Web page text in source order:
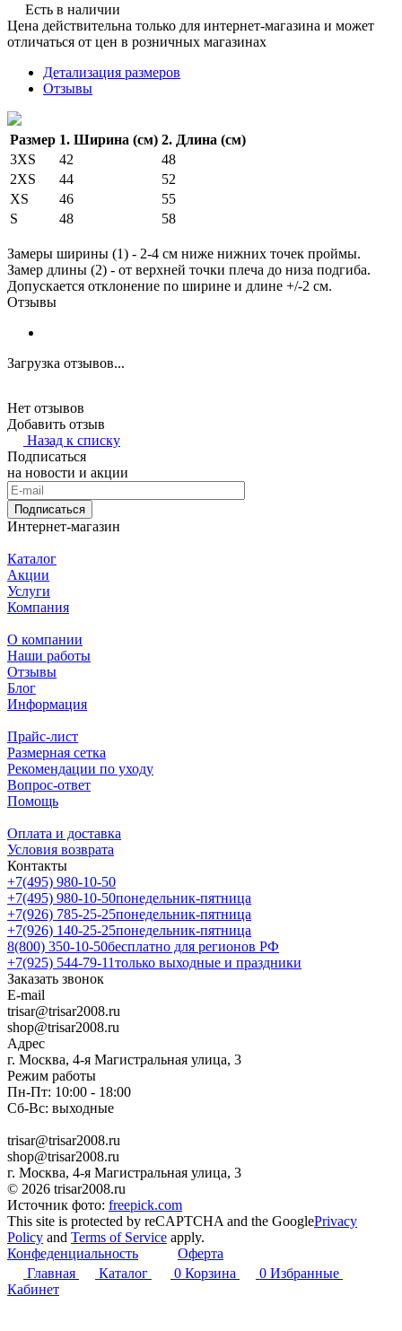
Есть в наличии
Цена действительна только для интернет-магазина и может
отличаться от цен в розничных магазинах
Детализация размеров
Отзывы
Размер 1. Ширина (см) 2. Длина (см)
3XS
42
48
2XS
44
52
XS
46
55
S
48 58
Замеры ширины (1) - 2-4 см ниже нижних точек проймы.
Замер длины (2) - от верхней точки плеча до низа подгиба.
Допускается отклонение по ширине и длине +/-2 см.
Отзывы
Загрузка отзывов...
Нет отзывов
Добавить отзыв
Назад к списку
Подписаться
на новости и акции
Подписаться
Интернет-магазин
Каталог
Акции
Услуги
Компания
О компании
Наши работы
Отзывы
Блог
Информация
Прайс-лист
Размерная сетка
Рекомендации по уходу
Вопрос-ответ
Помощь
Оплата и доставка
Условия возврата
Контакты
+7(495) 980-10-50
+7(495) 980-10-50понедельник-пятница
+7(926) 785-25-25понедельник-пятница
+7(926) 140-25-25понедельник-пятница
8(800) 350-10-50бесплатно для регионов РФ
+7(925) 544-79-11только выходные и праздники
Заказать звонок
E-mail
trisar@trisar2008.ru
shop@trisar2008.ru
Адрес
г. Москва, 4-я Магистральная улица, 3
Режим работы
Пн-Пт: 10:00 - 18:00
Сб-Вс: выходные
trisar@trisar2008.ru
shop@trisar2008.ru
г. Москва, 4-я Магистральная улица, 3
© 2026 trisar2008.ru
Источник фото: freepick.com
This site is protected by reCAPTCHA and the GooglePrivacy
Policy and Terms of Service apply.
Конфеденциальность
Оферта
Главная
Каталог 0 Корзина 0 Избранные
Кабинет